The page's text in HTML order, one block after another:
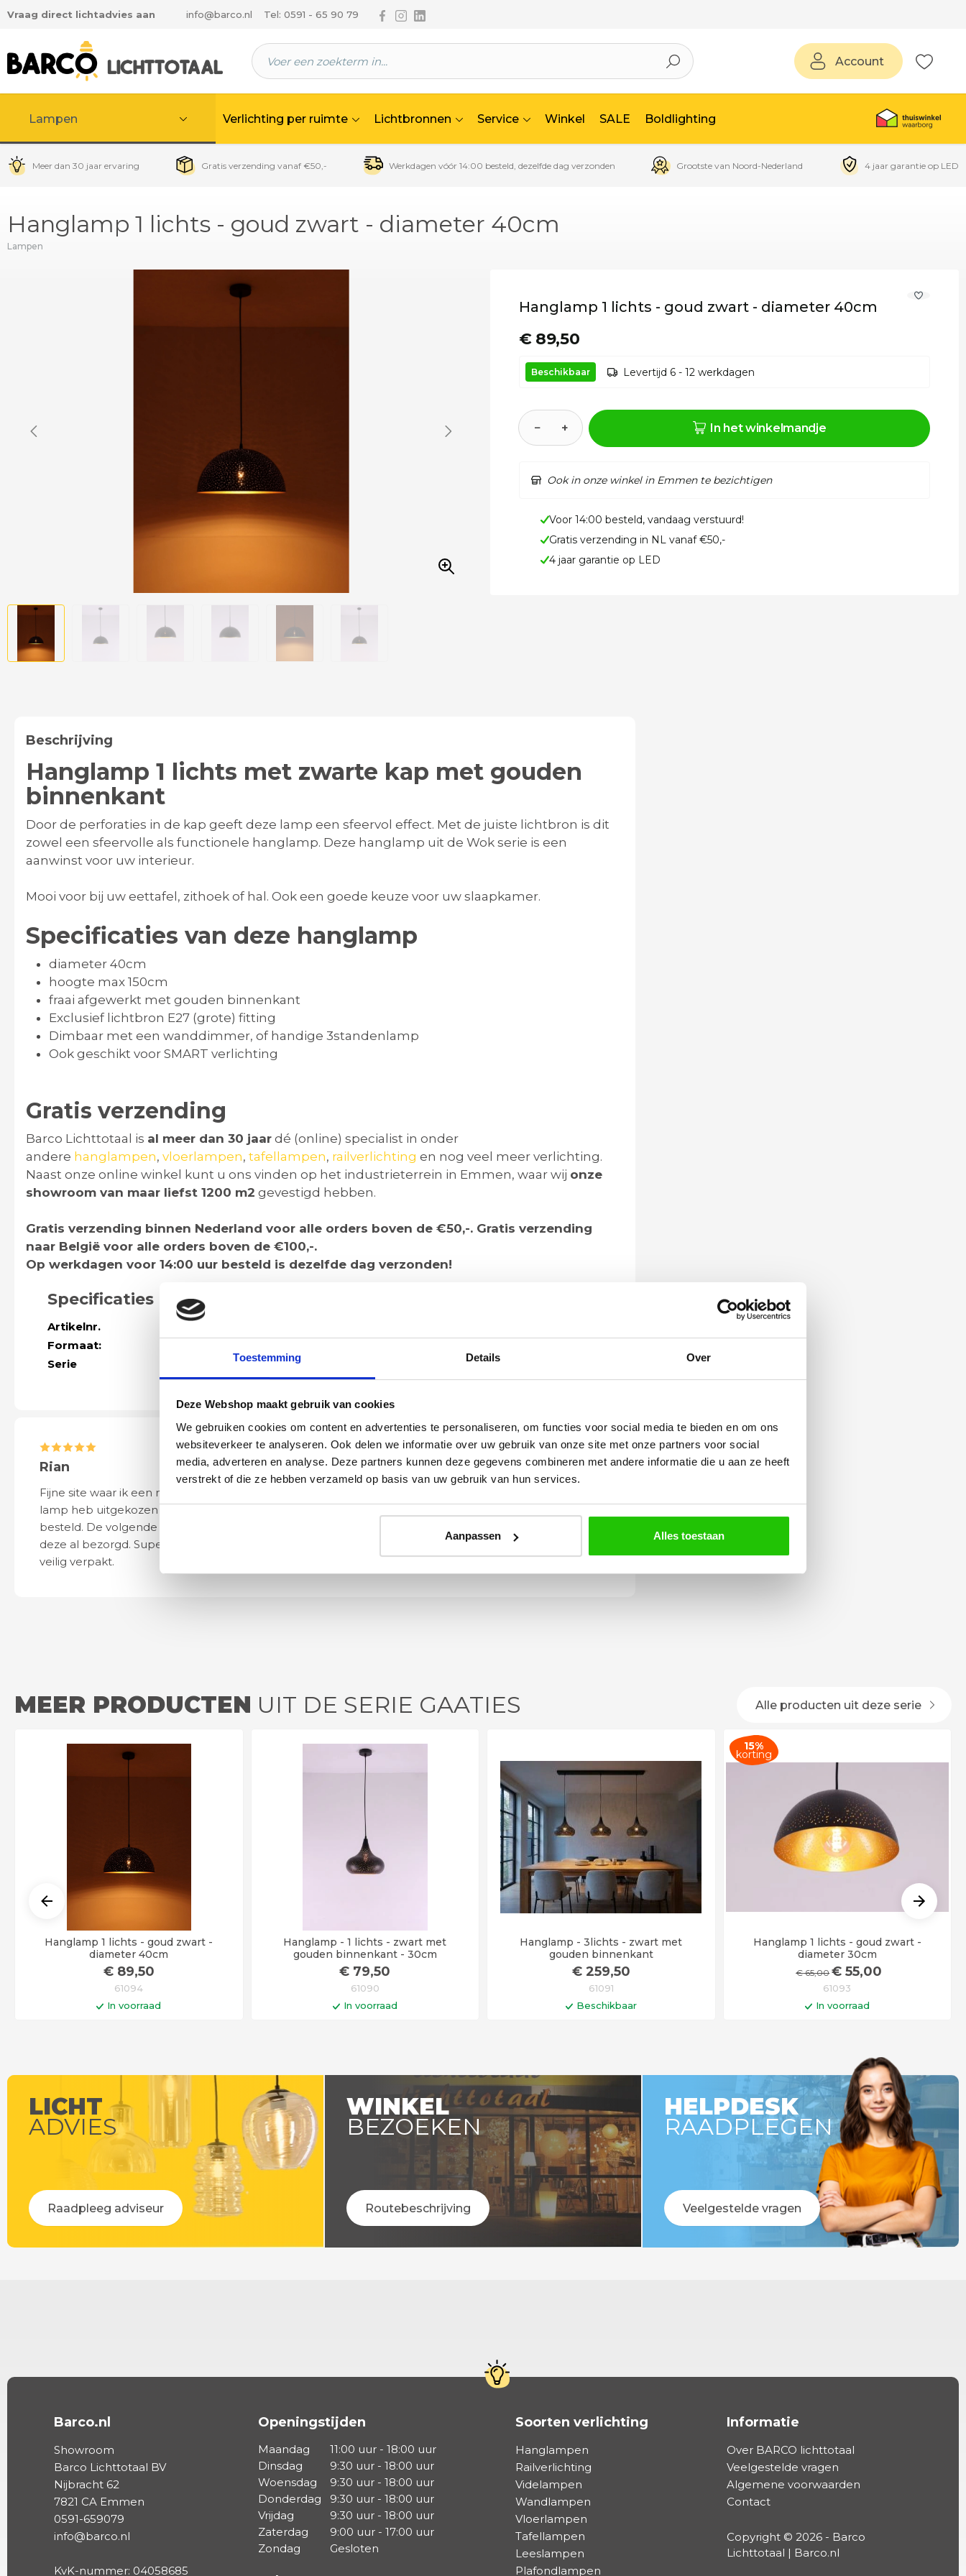
Toestemming Details Over
Deze Webshop maakt gebruik van cookies
We gebruiken cookies om content en advertenties te personaliseren, om functies voor social media te bieden en om ons
websiteverkeer te analyseren. Ook delen we informatie over uw gebruik van onze site met onze partners voor social
media, adverteren en analyse. Deze partners kunnen deze gegevens combineren met andere informatie die u aan ze heeft
verstrekt of die ze hebben verzameld op basis van uw gebruik van hun services.
Aanpassen Alles toestaan
hoofdinhoud
Vraag direct lichtadvies aan info@barco.nl Tel: 0591 - 65 90 79 Volg ons via Facebook
Volg ons via Instagram
Volg ons via Linkedin
Account
Lampen Verlichting per ruimte Lichtbronnen Service Winkel SALE Boldlighting
Meer dan 30 jaar ervaring Gratis verzending vanaf €50,- Werkdagen vóór 14:00 besteld, dezelfde dag verzonden Grootste van Noord-Nederland 4 jaar garantie op LED
Hanglamp 1 lichts - goud zwart - diameter 40cm
Lampen
Hanglamp 1 lichts - goud zwart - diameter 40cm
€ 89,50
Beschikbaar Levertijd 6 - 12 werkdagen
− + In het winkelmandje
Ook in onze winkel in Emmen te bezichtigen
Voor 14:00 besteld, vandaag verstuurd!
Gratis verzending in NL vanaf €50,-
4 jaar garantie op LED
Beschrijving
Hanglamp 1 lichts met zwarte kap met gouden
binnenkant
Door de perforaties in de kap geeft deze lamp een sfeervol effect. Met de juiste lichtbron is dit
zowel een sfeervolle als functionele hanglamp. Deze hanglamp uit de Wok serie is een
aanwinst voor uw interieur.
Mooi voor bij uw eettafel, zithoek of hal. Ook een goede keuze voor uw slaapkamer.
Specificaties van deze hanglamp
diameter 40cm
hoogte max 150cm
fraai afgewerkt met gouden binnenkant
Exclusief lichtbron E27 (grote) fitting
Dimbaar met een wanddimmer, of handige 3standenlamp
Ook geschikt voor SMART verlichting
Gratis verzending
Barco Lichttotaal is al meer dan 30 jaar dé (online) specialist in onder
andere hanglampen, vloerlampen, tafellampen, railverlichting en nog veel meer verlichting.
Naast onze online winkel kunt u ons vinden op het industrieterrein in Emmen, waar wij onze
showroom van maar liefst 1200 m2 gevestigd hebben.
Gratis verzending binnen Nederland voor alle orders boven de €50,-. Gratis verzending
naar België voor alle orders boven de €100,-.
Op werkdagen voor 14:00 uur besteld is dezelfde dag verzonden!
Specificaties
Artikelnr.
Formaat:
Serie
Meer modellen van serie gaaties
Rian
Fijne site waar ik een mooie
lamp heb uitgekozen en
besteld. De volgende dag werd
deze al bezorgd. Super netjes en
veilig verpakt.
Anne
ook eenvoudig te plaatsen.
Yvonne
verpakt geleverd. Wij bevelen dit
bedrijf zeker aan!
MEER PRODUCTEN UIT DE SERIE GAATIES Alle producten uit deze serie
Hanglamp 1 lichts - goud zwart -
diameter 40cm
€89,50
61094
In voorraad
Hanglamp - 1 lichts - zwart met
gouden binnenkant - 30cm
€ 79,50
61090
In voorraad
Hanglamp - 3lichts - zwart met
gouden binnenkant
€259,50
61091
Beschikbaar
15%
korting
Hanglamp 1 lichts - goud zwart -
diameter 30cm
€65,00 € 55,00
61093
In voorraad
Levertijd 6 - 12 werkdagen
LICHT
ADVIES
Raadpleeg adviseur
WINKEL
BEZOEKEN
Routebeschrijving
HELPDESK
RAADPLEGEN
Veelgestelde vragen
Barco.nl
Showroom
Barco Lichttotaal BV
Nijbracht 62
7821 CA Emmen
0591-659079
info@barco.nl
KvK-nummer: 04058685
Openingstijden
Maandag
11:00 uur - 18:00 uur
Dinsdag
9:30 uur - 18:00 uur
Woensdag
9:30 uur - 18:00 uur
Donderdag
9:30 uur - 18:00 uur
Vrijdag
9:30 uur - 18:00 uur
Zaterdag
9:00 uur - 17:00 uur
Zondag
Gesloten
Soorten verlichting
Hanglampen
Railverlichting
Videlampen
Wandlampen
Vloerlampen
Tafellampen
Leeslampen
Plafondlampen
Informatie
Over BARCO lichttotaal
Veelgestelde vragen
Algemene voorwaarden
Contact
Copyright © 2026 - Barco
Lichttotaal | Barco.nl